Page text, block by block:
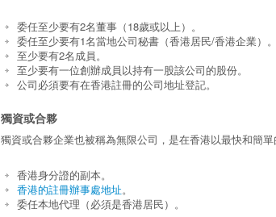
委任至少要有2名董事（18歲或以上）。
委任至少要有1名當地公司秘書（香港居民/香港企業）。
至少要有2名成員。
至少要有一位創辦成員以持有一股該公司的股份。
公司必須要有在香港註冊的公司地址登記。
獨資或合夥
獨資或合夥企業也被稱為無限公司，是在香港以最快和簡
香港身分證的副本。
香港的註冊辦事處地址。
委任本地代理（必須是香港居民）。